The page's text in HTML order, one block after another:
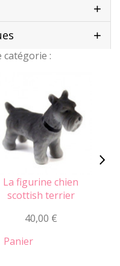
catégorie :
La figurine chien
scottish terrier
40,00 €
Panier